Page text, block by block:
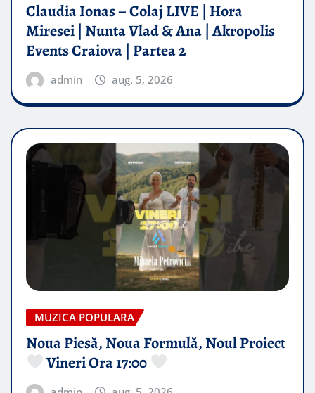
Claudia Ionas – Colaj LIVE | Hora
Miresei | Nunta Vlad & Ana | Akropolis
Events Craiova | Partea 2
admin aug. 5, 2026
MUZICA POPULARA
Noua Piesă, Noua Formulă, Noul Proiect
Vineri Ora 17:00